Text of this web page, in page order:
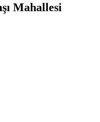
Mahallesi